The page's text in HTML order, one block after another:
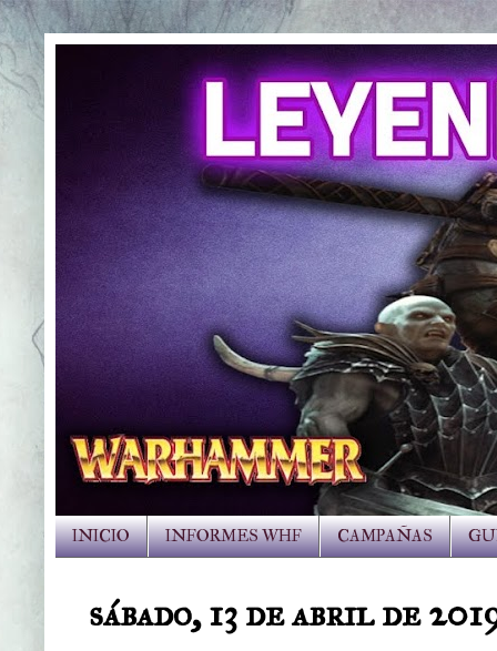
INICIO INFORMES WHF CAMPAÑAS
sábado, 13 de abril de